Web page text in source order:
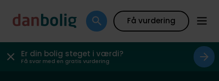
Få vurdering
Er din bolig steget i værdi?
Få svar med en gratis vurdering